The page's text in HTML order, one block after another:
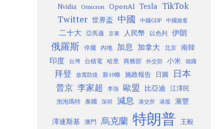
Nvidia Omicron OpenAI Tesla TikTok
Twitter 世界盃 中國 中國GDP 中國旅客
二十大 亞馬遜 京東 人民幣 以色列 伊朗
俄羅斯 停擺 內地 加息 加拿大 北京
南韓
印度
台灣 台積電 哈里 商務部 外交部 小米 德國
拜登 放寬防疫 新10條 施政報告 日圓 日本
普京 李家超 李強 歐盟 比亞迪 江澤民
泡泡瑪特 泰國 深圳 減息 港交所 港股 滙豐
澤連斯基 澳門 烏克蘭 特朗普 王毅